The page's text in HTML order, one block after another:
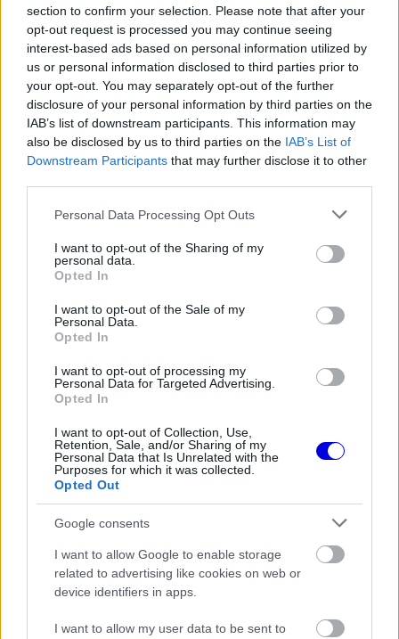
section to confirm your selection. Please note that after your
opt-out request is processed you may continue seeing
interest-based ads based on personal information utilized by
us or personal information disclosed to third parties prior to
your opt-out. You may separately opt-out of the further
disclosure of your personal information by third parties on the
IAB’s list of downstream participants. This information may
also be disclosed by us to third parties on the IAB’s List of
Downstream Participants that may further disclose it to other
Please note that this website/app uses one or more Google
not limited to your visit or usage behaviour. You may click to
grant or deny consent to Google and its third-party tags to
use your data for below specified purposes in below Google
consent section.
Personal Data Processing Opt Outs
I want to opt-out of the Sharing of my
personal data.
Opted In
I want to opt-out of the Sale of my
Personal Data.
Opted In
I want to opt-out of processing my
Personal Data for Targeted Advertising.
Opted In
I want to opt-out of Collection, Use,
Retention, Sale, and/or Sharing of my
Personal Data that Is Unrelated with the
Purposes for which it was collected.
Opted Out
Google consents
I want to allow Google to enable storage
related to advertising like cookies on web or
device identifiers in apps.
I want to allow my user data to be sent to
Player
loading.
This
is
a
modal
The media could not be loaded, either because
the server or network failed or because the format
is not supported.
Hamilton hozzátette, hogy az elmúlt hetekben a
következő futamokon is folytatódik ez a
léptünk előre. Az előző versenyen Charles
pályára változik majd” – fogalmazott.
EZEKET IS AJÁNLJUK
FORMA-1
Óriási fordulat Lewis Hamilton
jövőjével kapcsolatban